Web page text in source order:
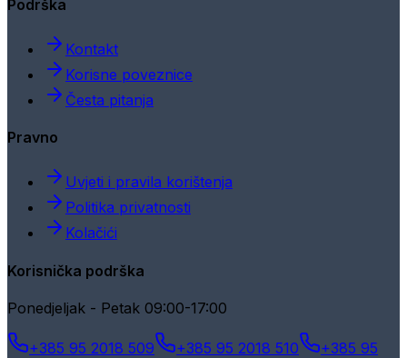
Podrška
Kontakt
Korisne poveznice
Česta pitanja
Pravno
Uvjeti i pravila korištenja
Politika privatnosti
Kolačići
Korisnička podrška
Ponedjeljak - Petak 09:00-17:00
+385 95 2018 509 +385 95 2018 510
+385 95